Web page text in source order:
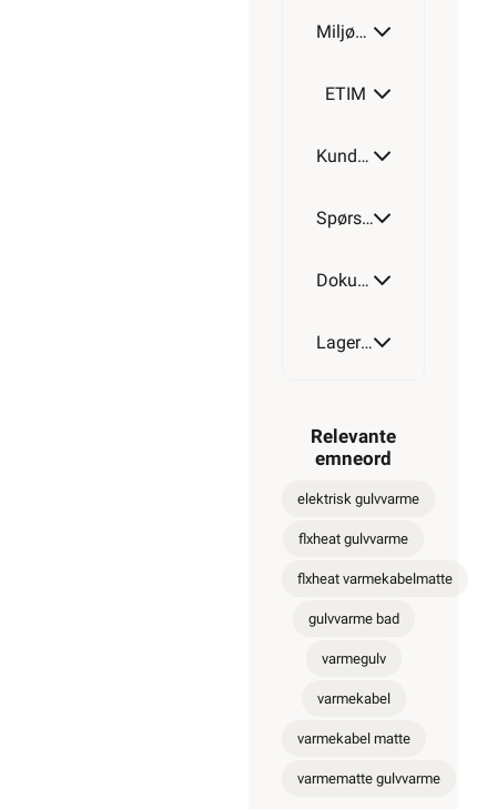
Miljøparametere
ETIM
Kundeomtale
Spørsmål og svar
Dokumentasjon
Lagerstatus
Relevante
emneord
elektrisk gulvvarme
flxheat gulvvarme
flxheat varmekabelmatte
gulvvarme bad
varmegulv
varmekabel
varmekabel matte
varmematte gulvvarme